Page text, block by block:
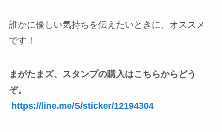
誰かに優しい気持ちを伝えたいときに、オススメ
です！
まがたまズ、スタンプの購入はこちらからどう
ぞ。
https://line.me/S/sticker/12194304